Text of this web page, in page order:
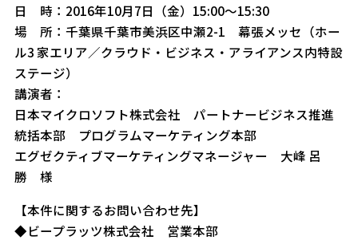
日 時：2016年10月7日（金）15:00～15:30
場 所：千葉県千葉市美浜区中瀬2-1 幕張メッセ（ホー
ル3 家エリア／クラウド・ビジネス・アライアンス内特設
ステージ）
講演者：
日本マイクロソフト株式会社 パートナービジネス推進
統括本部 プログラムマーケティング本部
エグゼクティブマーケティングマネージャー 大峰 呂
勝 様
【本件に関するお問い合わせ先】
◆ビープラッツ株式会社 営業本部